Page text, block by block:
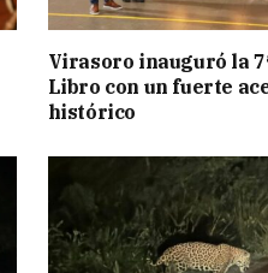
Virasoro inauguró la
Libro con un fuerte
histórico